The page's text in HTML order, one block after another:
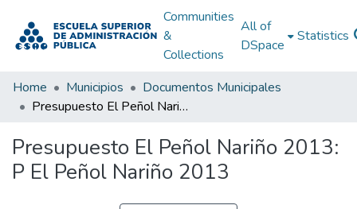
Communities
&
Collections
All of
DSpace
Statistics
Home Municipios
Documentos Municipales
Presupuesto El Peñol Nariño 2013: P El Peñol Nariño 2013
Presupuesto El Peñol Nariño 2013:
P El Peñol Nariño 2013